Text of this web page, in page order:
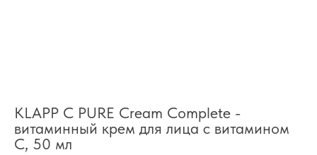
KLAPP C PURE Cream Complete -
витаминный крем для лица с витамином
С, 50 мл